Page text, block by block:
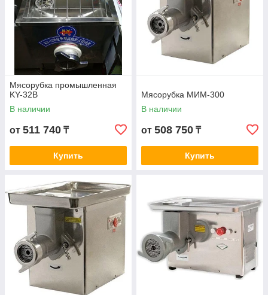
Мясорубка промышленная
KY-32B
В наличии
от 511 740 ₸
Купить
Мясорубка МИМ-300
В наличии
от 508 750 ₸
Купить